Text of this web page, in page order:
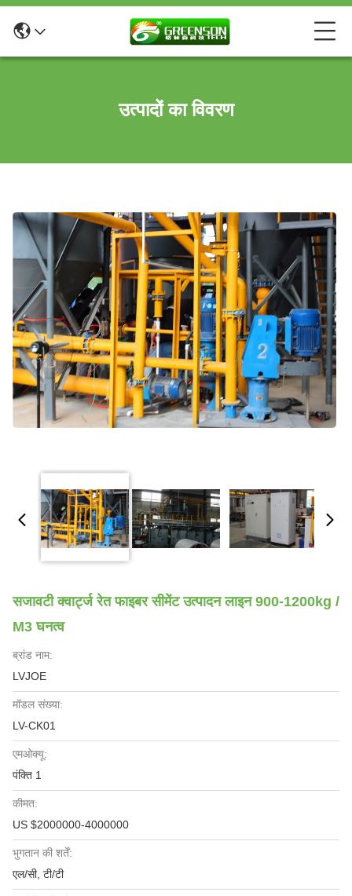
उत्पादों का विवरण
सजावटी क्वार्ट्ज रेत फाइबर सीमेंट उत्पादन लाइन 900-1200kg /
M3 घनत्व
ब्रांड नाम:
LVJOE
मॉडल संख्या:
LV-CK01
एमओक्यू:
पंक्ति 1
कीमत:
US $2000000-4000000
भुगतान की शर्तें:
एल/सी, टी/टी